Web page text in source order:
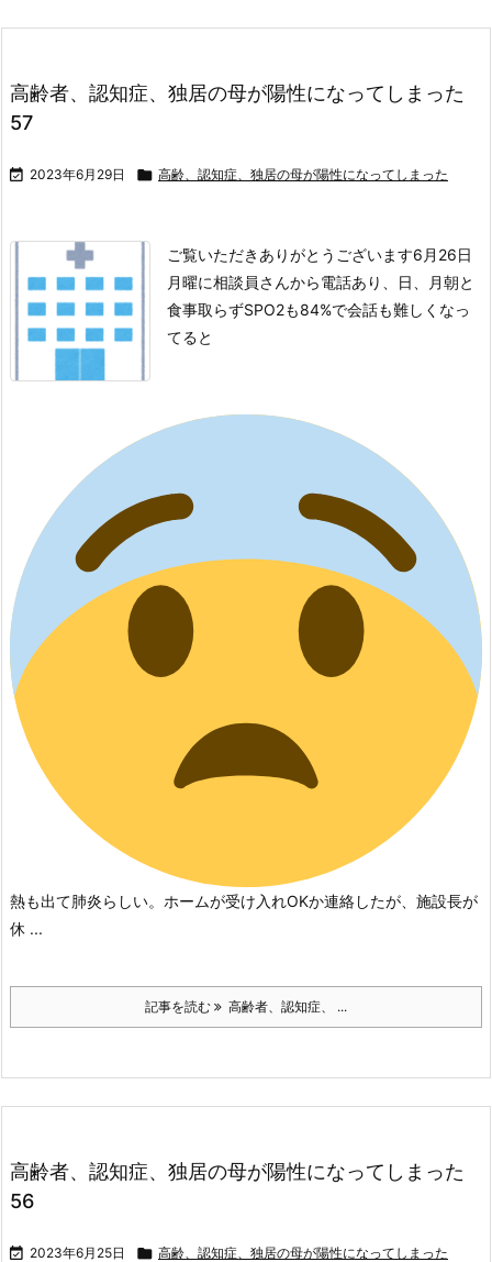
高齢者、認知症、独居の母が陽性になってしまった
57
 2023年6月29日  高齢、認知症、独居の母が陽性になってしまった
ご覧いただきありがとうございます6月26日
月曜に相談員さんから電話あり、日、月朝と
食事取らずSPO2も84%で会話も難しくなっ
てると
熱も出て肺炎らしい。 ホームが受け入れOKか連絡したが、施設長が
休 ...
記事を読む 高齢者、認知症、 ...
高齢者、認知症、独居の母が陽性になってしまった
56
 2023年6月25日  高齢、認知症、独居の母が陽性になってしまった